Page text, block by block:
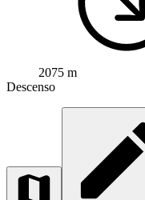
2075 m
Descenso